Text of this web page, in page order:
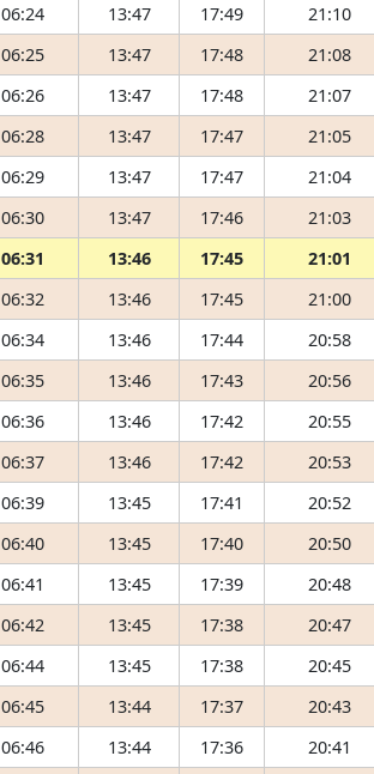
06:24 13:47 17:49 21:10
06:25 13:47 17:48 21:08
06:26 13:47 17:48 21:07
06:28 13:47 17:47 21:05
06:29 13:47 17:47 21:04
06:30 13:47 17:46 21:03
06:31 13:46 17:45 21:01
06:32 13:46 17:45 21:00
06:34 13:46 17:44 20:58
06:35 13:46 17:43 20:56
06:36 13:46 17:42 20:55
06:37 13:46 17:42 20:53
06:39 13:45 17:41 20:52
06:40 13:45 17:40 20:50
06:41 13:45 17:39 20:48
06:42 13:45 17:38 20:47
06:44 13:45 17:38 20:45
06:45 13:44 17:37 20:43
06:46 13:44 17:36 20:41